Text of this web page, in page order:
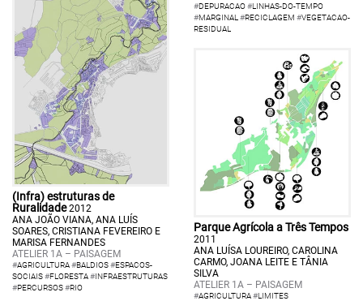
(Infra) estruturas de
Ruralidade2012
ANA JOÃO VIANA, ANA LUÍS
SOARES, CRISTIANA FEVEREIRO E
MARISA FERNANDES
ATELIER 1A – PAISAGEM
#AGRICULTURA#BALDIOS#ESPACOS-
SOCIAIS#FLORESTA#INFRAESTRUTURAS
#PERCURSOS#RIO
#DEPURACAO#LINHAS-DO-TEMPO
#MARGINAL #RECICLAGEM #VEGETACAO-
RESIDUAL
Parque Agrícola a Três Tempos
2011
ANA LUÍSA LOUREIRO, CAROLINA
CARMO, JOANA LEITE E TÂNIA
SILVA
ATELIER 1A – PAISAGEM
#AGRICULTURA#LIMITES